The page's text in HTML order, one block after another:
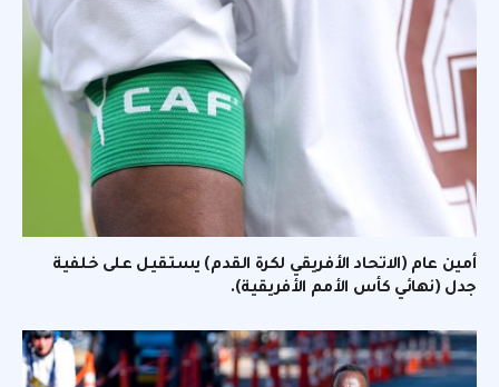
أمين عام (الاتحاد الأفريقي لكرة القدم) يستقيل على خلفية
جدل (نهائي كأس الأمم الأفريقية).